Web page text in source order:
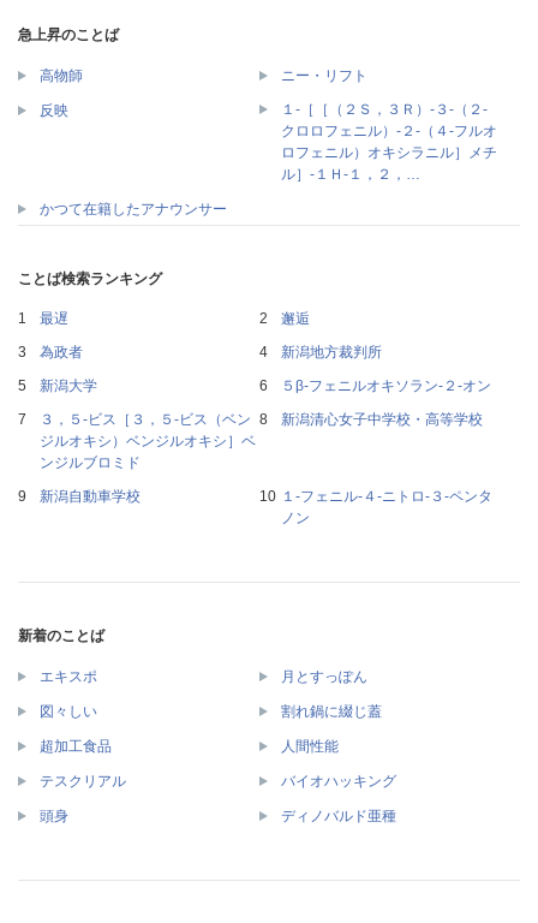
急上昇のことば
高物師 ニー・リフト
反映
１‐［［（２Ｓ，３Ｒ）‐３‐（２‐
クロロフェニル）‐２‐（４‐フルオ
ロフェニル）オキシラニル］メチ
ル］‐１Ｈ‐１，２，…
かつて在籍したアナウンサー
ことば検索ランキング
最遅
邂逅
為政者
新潟地方裁判所
新潟大学
５β‐フェニルオキソラン‐２‐オン
３，５‐ビス［３，５‐ビス（ベン
ジルオキシ）ベンジルオキシ］ベ
ンジルブロミド
新潟清心女子中学校・高等学校
新潟自動車学校
１‐フェニル‐４‐ニトロ‐３‐ペンタ
ノン
新着のことば
エキスポ 月とすっぽん
図々しい 割れ鍋に綴じ蓋
超加工食品 人間性能
テスクリアル バイオハッキング
頭身 ディノバルド亜種